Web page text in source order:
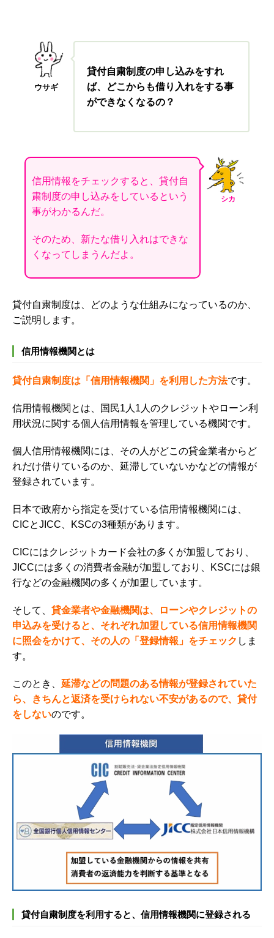
ウサギ
貸付自粛制度の申し込みをすれ
ば、どこからも借り入れをする事
ができなくなるの？
シカ
信用情報をチェックすると、貸付自
粛制度の申し込みをしているという
事がわかるんだ。
そのため、新たな借り入れはできな
くなってしまうんだよ。
貸付自粛制度は、どのような仕組みになっているのか、
ご説明します。
信用情報機関とは
貸付自粛制度は「信用情報機関」を利用した方法です。
信用情報機関とは、国民1人1人のクレジットやローン利
用状況に関する個人信用情報を管理している機関です。
個人信用情報機関には、その人がどこの貸金業者からど
れだけ借りているのか、延滞していないかなどの情報が
登録されています。
日本で政府から指定を受けている信用情報機関には、
CICとJICC、KSCの3種類があります。
CICにはクレジットカード会社の多くが加盟しており、
JICCには多くの消費者金融が加盟しており、KSCには銀
行などの金融機関の多くが加盟しています。
そして、 貸金業者や金融機関は、ローンやクレジットの
申込みを受けると、それぞれ加盟している信用情報機関
に照会をかけて、その人の「 登録情報 」をチェック しま
す。
このとき、 延滞などの問題のある情報が登録されていた
ら、きちんと返済を受けられない不安があるので、貸付
をしないのです。
貸付自粛制度を利用すると、信用情報機関に登録される